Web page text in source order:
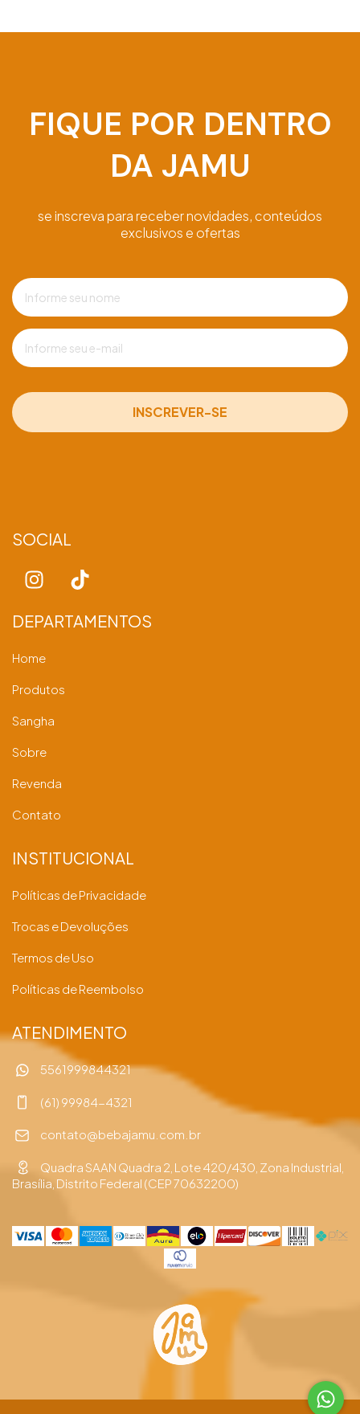
FIQUE POR DENTRO
DA JAMU
se inscreva para receber novidades, conteúdos
exclusivos e ofertas
SOCIAL
DEPARTAMENTOS
Home
Produtos
Sangha
Sobre
Revenda
Contato
INSTITUCIONAL
Políticas de Privacidade
Trocas e Devoluções
Termos de Uso
Políticas de Reembolso
ATENDIMENTO
5561999844321
(61) 99984-4321
contato@bebajamu.com.br
Quadra SAAN Quadra 2, Lote 420/430, Zona Industrial,
Brasília, Distrito Federal (CEP 70632200)